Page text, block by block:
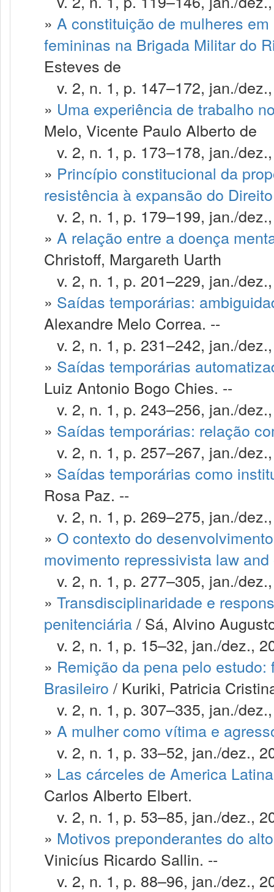
» A constituição de mulheres
femininas na Brigada Militar do
Esteves de
v. 2, n. 1, p. 147–172, jan./
» Uma experiência de trabalho
Melo, Vicente Paulo Alberto de
v. 2, n. 1, p. 173–178, jan./
» Princípio constitucional da
resistência à expansão do
v. 2, n. 1, p. 179–199, jan./
» A relação entre a doença
Christoff, Margareth Uarth
v. 2, n. 1, p. 201–229, jan./
» Saídas temporárias:
Alexandre Melo Correa. --
v. 2, n. 1, p. 231–242, jan./
» Saídas temporárias
Luiz Antonio Bogo Chies. --
v. 2, n. 1, p. 243–256, jan./
» Saídas temporárias: relação
v. 2, n. 1, p. 257–267, jan./
» Saídas temporárias como
Rosa Paz. --
v. 2, n. 1, p. 269–275, jan./
» O contexto do
movimento repressivista law and
v. 2, n. 1, p. 277–305, jan./
» Transdisciplinaridade e
penitenciária/ Sá, Alvino
v. 2, n. 1, p. 15–32, jan./dez.,
» Remição da pena pelo
Brasileiro / Kuriki, Patricia
v. 2, n. 1, p. 307–335, jan./
» A mulher como vítima e
v. 2, n. 1, p. 33–52, jan./dez.,
» Las cárceles de America
Carlos Alberto Elbert.
v. 2, n. 1, p. 53–85, jan./dez.,
» Motivos preponderantes do
Vinicíus Ricardo Sallin. --
v. 2, n. 1, p. 88–96, jan./dez.,